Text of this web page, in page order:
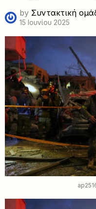
by Συντακτική
15 Ιουνίου 2025